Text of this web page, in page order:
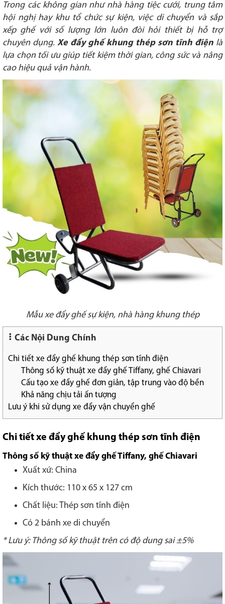
Trong các không gian như nhà hàng tiệc cưới, trung tâm
hội nghị hay khu tổ chức sự kiện, việc di chuyển và sắp
xếp ghế với số lượng lớn luôn đòi hỏi thiết bị hỗ trợ
chuyên dụng. Xe đẩy ghế khung thép sơn tĩnh điện là
lựa chọn tối ưu giúp tiết kiệm thời gian, công sức và nâng
cao hiệu quả vận hành.
Mẫu xe đẩy ghế sự kiện, nhà hàng khung thép
Các Nội Dung Chính
Chi tiết xe đẩy ghế khung thép sơn tĩnh điện
Thông số kỹ thuật xe đẩy ghế Tiffany, ghế Chiavari
Cấu tạo xe đẩy ghế đơn giản, tập trung vào độ bền
Khả năng chịu tải ấn tượng
Lưu ý khi sử dụng xe đẩy vận chuyển ghế
Chi tiết xe đẩy ghế khung thép sơn tĩnh điện
Thông số kỹ thuật xe đẩy ghế Tiffany, ghế Chiavari
Xuất xứ: China
Kích thước: 110 x 65 x 127 cm
Chất liệu: Thép sơn tĩnh điện
Có 2 bánh xe di chuyển
* Lưu ý: Thông số kỹ thuật trên có độ dung sai ±5%